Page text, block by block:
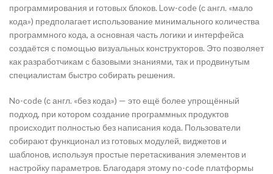
программирования и готовых блоков. Low-code (с англ. «мало
кода») предполагает использование минимального количества
программного кода, а основная часть логики и интерфейса
создаётся с помощью визуальных конструкторов. Это позволяет
как разработчикам с базовыми знаниями, так и продвинутым
специалистам быстро собирать решения.
No-code (с англ. «без кода») — это ещё более упрощённый
подход, при котором создание программных продуктов
происходит полностью без написания кода. Пользователи
собирают функционал из готовых модулей, виджетов и
шаблонов, используя простые перетаскивания элементов и
настройку параметров. Благодаря этому no-code платформы